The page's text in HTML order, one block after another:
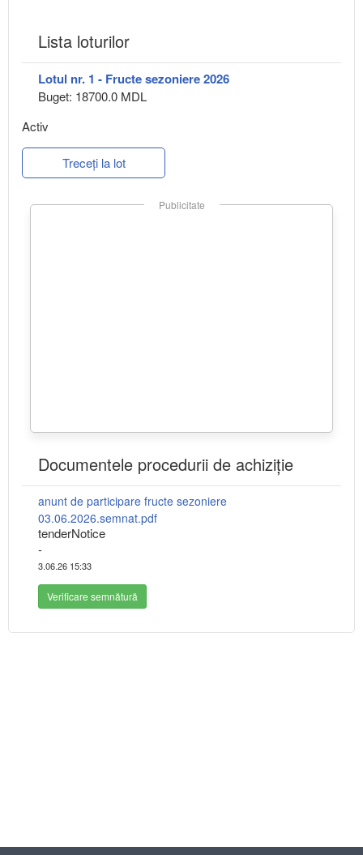
Lista loturilor
Lotul nr. 1 - Fructe sezoniere 2026
Buget: 18700.0 MDL
Activ
Treceți la lot
Publicitate
Documentele procedurii de achiziție
anunt de participare fructe sezoniere
03.06.2026.semnat.pdf
tenderNotice
-
3.06.26 15:33
Verificare semnătură